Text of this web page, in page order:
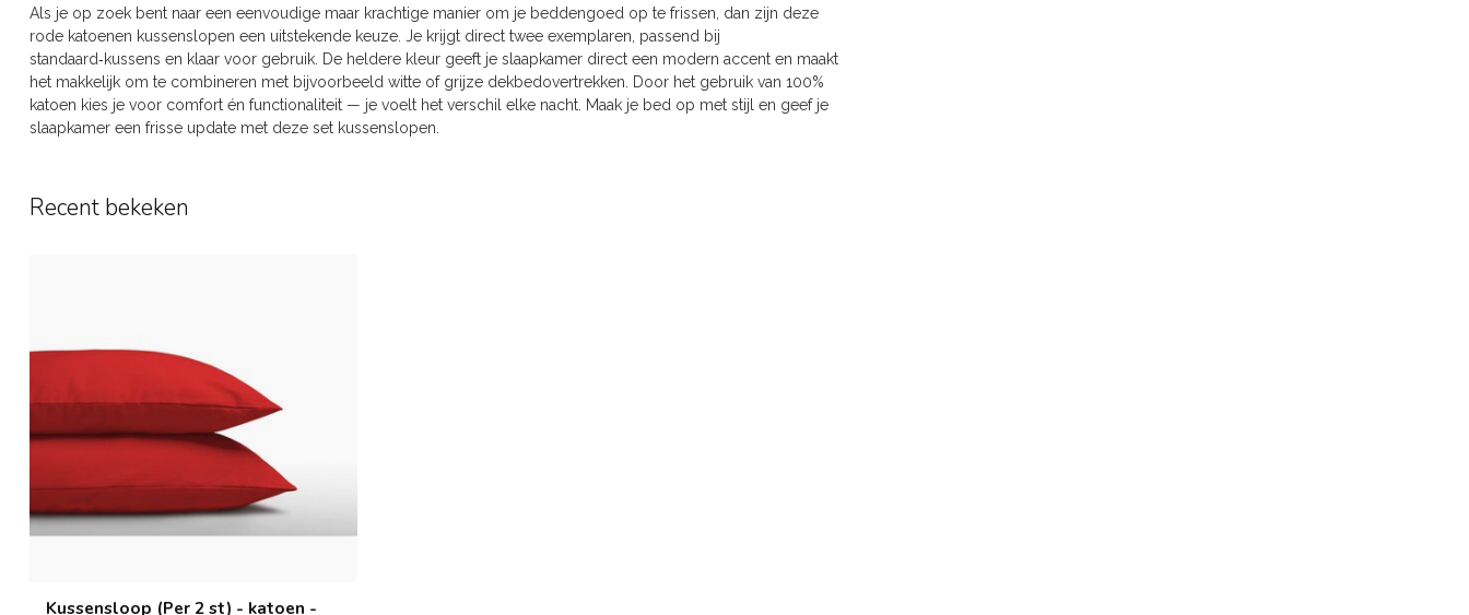
Als je op zoek bent naar een eenvoudige maar krachtige manier om je beddengoed op te frissen, dan zijn deze
rode katoenen kussenslopen een uitstekende keuze. Je krijgt direct twee exemplaren, passend bij
standaard‑kussens en klaar voor gebruik. De heldere kleur geeft je slaapkamer direct een modern accent en maakt
het makkelijk om te combineren met bijvoorbeeld witte of grijze dekbedovertrekken. Door het gebruik van 100%
katoen kies je voor comfort én functionaliteit — je voelt het verschil elke nacht. Maak je bed op met stijl en geef je
slaapkamer een frisse update met deze set kussenslopen.
Recent bekeken
Kussensloop (Per 2 st) - katoen -